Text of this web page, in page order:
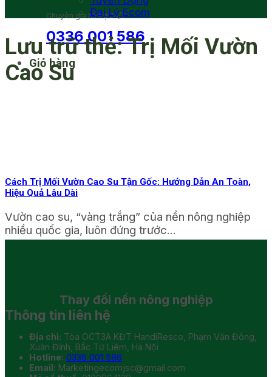
Chuyên gia hỗ trợ 24/7
0336 001 586
Giỏ hàng
Đại Lý Ecom
Lưu trữ thẻ:Trị Mối Vườn
Cao Su
Cách Trị Mối Vườn Cao Su Tận Gốc: Hướng Dẫn An Toàn,
Hiệu Quả Lâu Dài
Vườn cao su, “vàng trắng” của nền nông nghiệp
nhiều quốc gia, luôn đứng trước...
Thay đổi nền nông nghiệp
Thông tin liên hệ
Địa chỉ: Tòa OCT3A KĐT HandiResco, Phạm Văn Đồng,
Xuân Đỉnh, Bắc Từ Liêm, Hà Nội
Hotline: 0336 001 586
Email: Marketingecomjsc@gmail.com